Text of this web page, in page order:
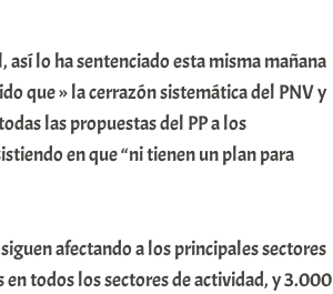
lo ha sentenciado esta misma mañana
que » la cerrazón sistemática del PNV y
las propuestas del PP a los
en que “ni tienen un plan para
afectando a los principales sectores
todos los sectores de actividad, y 3.000